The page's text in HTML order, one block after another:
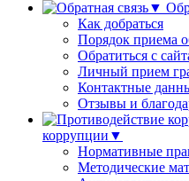
Как добраться
Порядок приема
Обратиться с
Личный прием
Контактные
Отзывы и
коррупции▼
Нормативные
Методические